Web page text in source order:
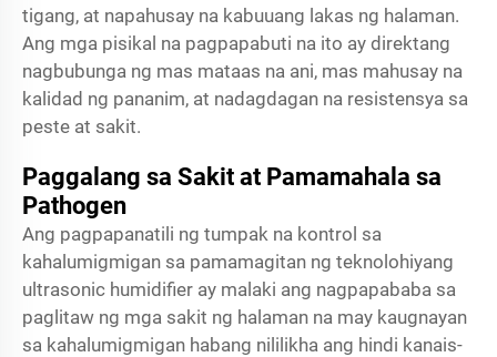
tigang, at napahusay na kabuuang lakas ng halaman.
Ang mga pisikal na pagpapabuti na ito ay direktang
nagbubunga ng mas mataas na ani, mas mahusay na
kalidad ng pananim, at nadagdagan na resistensya sa
peste at sakit.
Paggalang sa Sakit at Pamamahala sa
Pathogen
Ang pagpapanatili ng tumpak na kontrol sa
kahalumigmigan sa pamamagitan ng teknolohiyang
ultrasonic humidifier ay malaki ang nagpapababa sa
paglitaw ng mga sakit ng halaman na may kaugnayan
sa kahalumigmigan habang nililikha ang hindi kanais-